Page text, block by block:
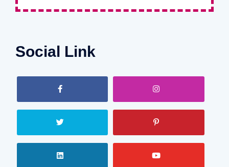
Social Link